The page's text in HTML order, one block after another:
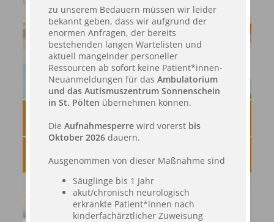
zu unserem Bedauern müssen wir leider
bekannt geben, dass wir aufgrund der
enormen Anfragen, der bereits
bestehenden langen Wartelisten und
aktuell mangelnder personeller
Ressourcen ab sofort keine Patient*innen-
Neuanmeldungen für dasAmbulatorium
und das Autismuszentrum Sonnenschein
in St. Pölten übernehmen können.
DieAufnahmesperre wird vorerst bis
Oktober 2026 dauern.
Ausgenommen von dieser Maßnahme sind
Säuglinge bis 1 Jahr
akut/chronisch neurologisch
erkrankte Patient*innen nach
kinderfachärztlicher Zuweisung